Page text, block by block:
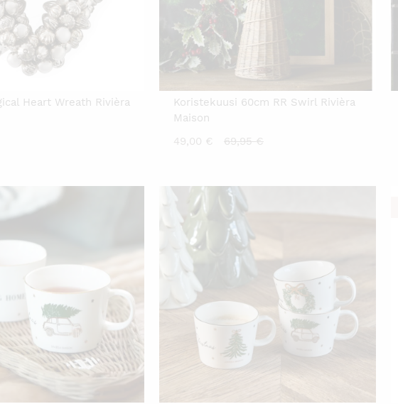
Heart Wreath Rivièra
Koristekuusi 60cm RR Swirl Rivièra
Maison
49,00 €
Nykyinen
49,00 €.
69,95€Alkuperäinen